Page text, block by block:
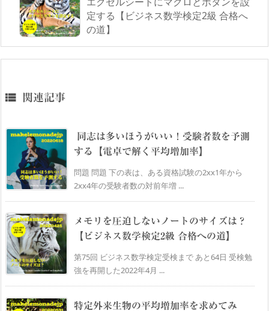
定する【ビジネス数学検定2級 合格へ
の道】
 関連記事
同志は多いほうがいい！受験者数を予測
する【電卓で解く平均増加率】
問題 問題 下の表は、ある資格試験の2xx1年から
2xx4年の受験者数の対前年増 ...
メモリを圧迫しないノートのサイズは？
【ビジネス数学検定2級 合格への道】
第75回 ビジネス数学検定受検まで あと64日 受検勉
強を再開した2022年4月 ...
特定外来生物の平均増加率を求めてみ